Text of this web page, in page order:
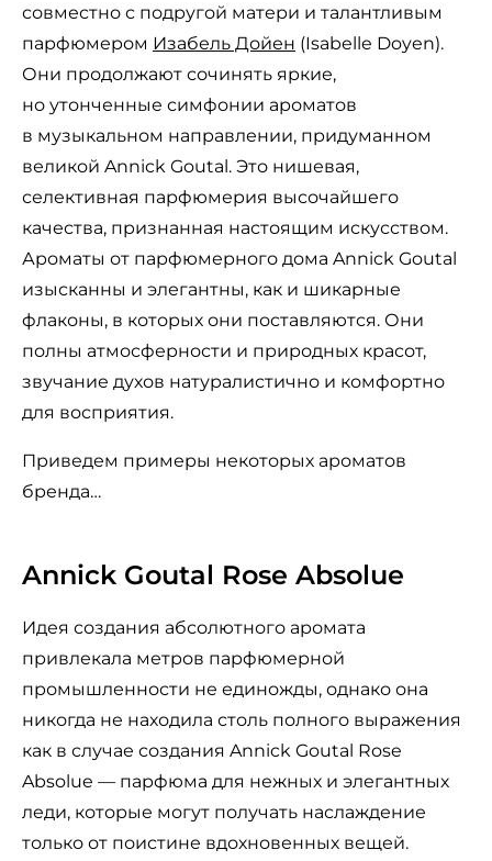
совместно с подругой матери и талантливым
парфюмером Изабель Дойен (Isabelle Doyen).
Они продолжают сочинять яркие,
но утонченные симфонии ароматов
в музыкальном направлении, придуманном
великой Annick Goutal. Это нишевая,
селективная парфюмерия высочайшего
качества, признанная настоящим искусством.
Ароматы от парфюмерного дома Annick Goutal
изысканны и элегантны, как и шикарные
флаконы, в которых они поставляются. Они
полны атмосферности и природных красот,
звучание духов натуралистично и комфортно
для восприятия.
Приведем примеры некоторых ароматов
бренда…
Annick Goutal Rose Absolue
Идея создания абсолютного аромата
привлекала метров парфюмерной
промышленности не единожды, однако она
никогда не находила столь полного выражения
как в случае создания Annick Goutal Rose
Absolue — парфюма для нежных и элегантных
леди, которые могут получать наслаждение
только от поистине вдохновенных вещей.